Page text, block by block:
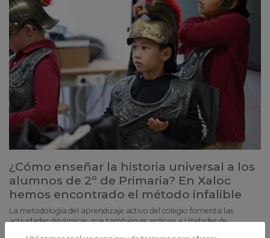
¿Cómo enseñar la historia universal a los
alumnos de 2º de Primaria? En Xaloc
hemos encontrado el método infalible
La metodología del aprendizaje activo del colegio fomenta las
actividades dinámicas, que también se aplican a Unidades de